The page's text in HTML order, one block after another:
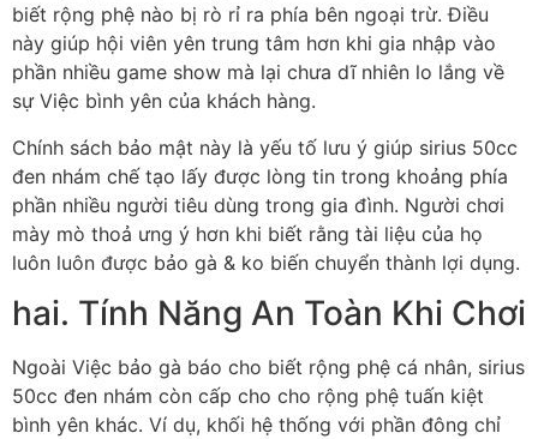
biết rộng phệ nào bị rò rỉ ra phía bên ngoại trừ. Điều
này giúp hội viên yên trung tâm hơn khi gia nhập vào
phần nhiều game show mà lại chưa dĩ nhiên lo lắng về
sự Việc bình yên của khách hàng.
Chính sách bảo mật này là yếu tố lưu ý giúp sirius 50cc
đen nhám chế tạo lấy được lòng tin trong khoảng phía
phần nhiều người tiêu dùng trong gia đình. Người chơi
mày mò thoả ưng ý hơn khi biết rằng tài liệu của họ
luôn luôn được bảo gà & ko biến chuyển thành lợi dụng.
hai. Tính Năng An Toàn Khi Chơi
Ngoài Việc bảo gà báo cho biết rộng phệ cá nhân, sirius
50cc đen nhám còn cấp cho cho rộng phệ tuấn kiệt
bình yên khác. Ví dụ, khối hệ thống với phần đông chỉ